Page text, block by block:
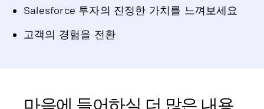
Salesforce 투자의 진정한 가치를 느껴보세요
고객의 경험을 전환
마음에 들어하실 더 많은 내용